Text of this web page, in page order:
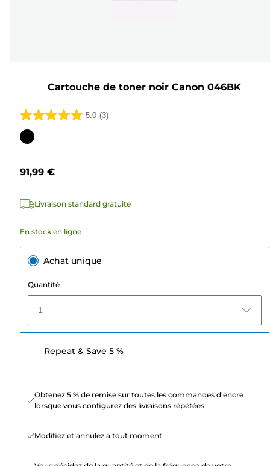
Cartouche de toner noir Canon 046BK
5.0 (3)
5.0
sur
3
Cartouche
91,99 €
Livraison standard gratuite
En stock en ligne
Achat unique
Quantité
1
Repeat & Save 5 %
Obtenez 5 % de remise sur toutes les commandes d'encre
lorsque vous configurez des livraisons répétées
Modifiez et annulez à tout moment